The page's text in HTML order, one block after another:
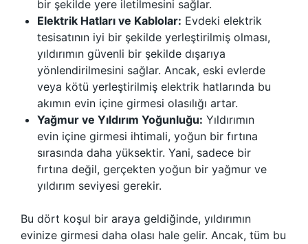
bir şekilde yere iletilmesini sağlar.
Elektrik Hatları ve Kablolar: Evdeki elektrik
tesisatının iyi bir şekilde yerleştirilmiş olması,
yıldırımın güvenli bir şekilde dışarıya
yönlendirilmesini sağlar. Ancak, eski evlerde
veya kötü yerleştirilmiş elektrik hatlarında bu
akımın evin içine girmesi olasılığı artar.
Yağmur ve Yıldırım Yoğunluğu: Yıldırımın
evin içine girmesi ihtimali, yoğun bir fırtına
sırasında daha yüksektir. Yani, sadece bir
fırtına değil, gerçekten yoğun bir yağmur ve
yıldırım seviyesi gerekir.
Bu dört koşul bir araya geldiğinde, yıldırımın
evinize girmesi daha olası hale gelir. Ancak, tüm bu